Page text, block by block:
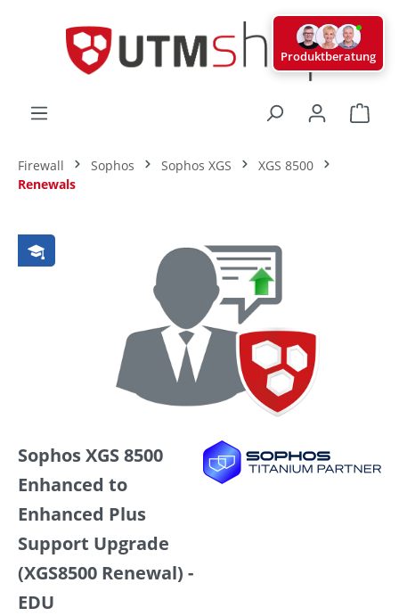
Firewall Sophos Sophos XGS
XGS 8500
Renewals
Bildergalerie überspringen
Sophos XGS 8500
Enhanced to
Enhanced Plus
Support Upgrade
(XGS8500 Renewal) -
EDU
Produktberatung